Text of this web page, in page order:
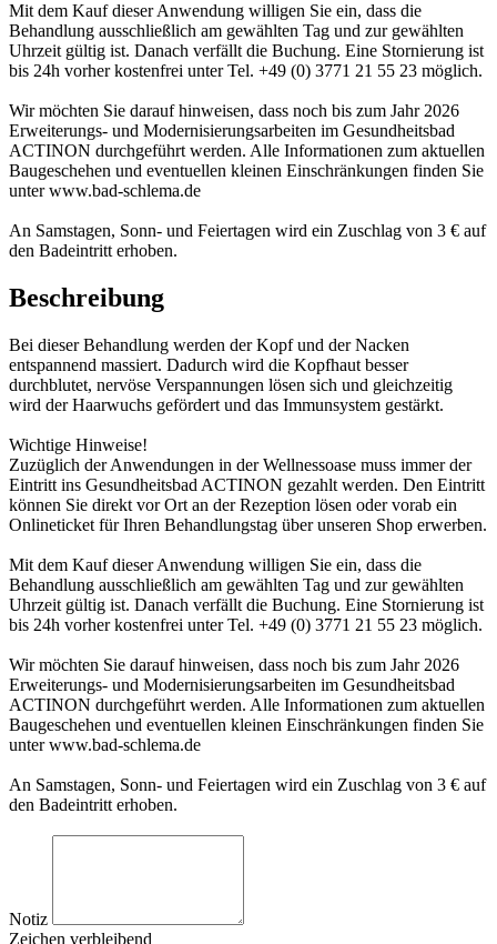
Mit dem Kauf dieser Anwendung willigen Sie ein, dass die
Behandlung ausschließlich am gewählten Tag und zur gewählten
Uhrzeit gültig ist. Danach verfällt die Buchung. Eine Stornierung ist
bis 24h vorher kostenfrei unter Tel. +49 (0) 3771 21 55 23 möglich.
Wir möchten Sie darauf hinweisen, dass noch bis zum Jahr 2026
Erweiterungs- und Modernisierungsarbeiten im Gesundheitsbad
ACTINON durchgeführt werden. Alle Informationen zum aktuellen
Baugeschehen und eventuellen kleinen Einschränkungen finden Sie
unter www.bad-schlema.de
An Samstagen, Sonn- und Feiertagen wird ein Zuschlag von 3 € auf
den Badeintritt erhoben.
Beschreibung
Bei dieser Behandlung werden der Kopf und der Nacken
entspannend massiert. Dadurch wird die Kopfhaut besser
durchblutet, nervöse Verspannungen lösen sich und gleichzeitig
wird der Haarwuchs gefördert und das Immunsystem gestärkt.
Wichtige Hinweise!
Zuzüglich der Anwendungen in der Wellnessoase muss immer der
Eintritt ins Gesundheitsbad ACTINON gezahlt werden. Den Eintritt
können Sie direkt vor Ort an der Rezeption lösen oder vorab ein
Onlineticket für Ihren Behandlungstag über unseren Shop erwerben.
Mit dem Kauf dieser Anwendung willigen Sie ein, dass die
Behandlung ausschließlich am gewählten Tag und zur gewählten
Uhrzeit gültig ist. Danach verfällt die Buchung. Eine Stornierung ist
bis 24h vorher kostenfrei unter Tel. +49 (0) 3771 21 55 23 möglich.
Wir möchten Sie darauf hinweisen, dass noch bis zum Jahr 2026
Erweiterungs- und Modernisierungsarbeiten im Gesundheitsbad
ACTINON durchgeführt werden. Alle Informationen zum aktuellen
Baugeschehen und eventuellen kleinen Einschränkungen finden Sie
unter www.bad-schlema.de
An Samstagen, Sonn- und Feiertagen wird ein Zuschlag von 3 € auf
den Badeintritt erhoben.
Notiz
Zeichen verbleibend